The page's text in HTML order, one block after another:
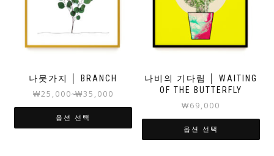
나뭇가지 │ BRANCH
₩25,000~₩35,000
옵션 선택
나비의 기다림 │ WAITING
OF THE BUTTERFLY
₩69,000
옵션 선택